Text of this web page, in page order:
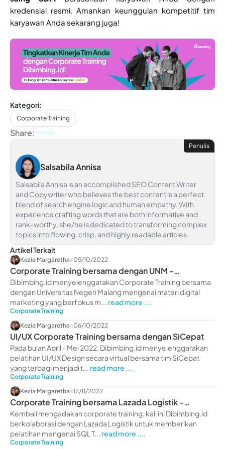
kredensial resmi. Amankan keunggulan kompetitif tim
karyawan Anda sekarang juga!
Kategori:
Corporate Training
Share:
Penulis
Salsabila Annisa
Salsabila Annisa is an accomplished SEO Content Writer
and Copywriter who believes the best content is a perfect
blend of search engine logic and human empathy. With
experience crafting words that are both informative and
rank-worthy, she/he is dedicated to transforming complex
topics into flowing, crisp, and highly readable articles.
Artikel Terkait
Kezia Margaretha 05/10/2022
Corporate Training bersama dengan UNM -
dibimbing.id
Dibimbing.id menyelenggarakan Corporate Training bersama
dengan Universitas Negeri Malang mengenai materi digital
marketing yang berfokus m... read more ....
Corporate Training
Kezia Margaretha 06/10/2022
UI/UX Corporate Training bersama dengan SiCepat
Pada bulan April - Mei 2022, Dibimbing.id menyelenggarakan
pelatihan UI/UX Design secara virtual bersama tim SiCepat
yang terbagi menjadi t... read more ....
Corporate Training
Kezia Margaretha 17/11/2022
Corporate Training bersama Lazada Logistik -
dibimbing.id
Kembali mengadakan corporate training, kali ini Dibimbing.id
berkolaborasi dengan Lazada Logistik untuk memberikan
pelatihan mengenai SQL T... read more ....
Corporate Training